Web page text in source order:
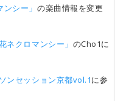
ンシー」 の楽曲情報を変更
ネクロマンシー」 のCho1に
ンセッション京都vol.1に参